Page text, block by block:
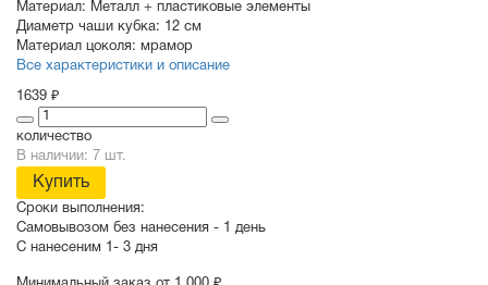
Материал: Металл + пластиковые элементы
Диаметр чаши кубка: 12 см
Материал цоколя: мрамор
Все характеристики и описание
1639 ₽
количество
В наличии: 7 шт.
Купить
Сроки выполнения:
Самовывозом без нанесения -
1 день
С нанесеним
1- 3 дня